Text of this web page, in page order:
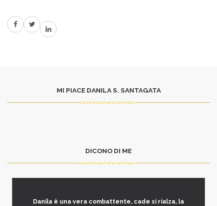
MI PIACE DANILA S. SANTAGATA
DICONO DI ME
Danila è una vera combattente, cade si rialza, la